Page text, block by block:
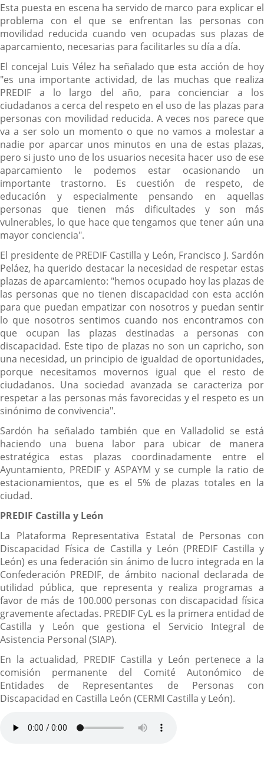
Esta puesta en escena ha servido de marco para explicar el
problema con el que se enfrentan las personas con
movilidad reducida cuando ven ocupadas sus plazas de
aparcamiento, necesarias para facilitarles su día a día.
El concejal Luis Vélez ha señalado que esta acción de hoy
"es una importante actividad, de las muchas que realiza
PREDIF a lo largo del año, para concienciar a los
ciudadanos a cerca del respeto en el uso de las plazas para
personas con movilidad reducida. A veces nos parece que
va a ser solo un momento o que no vamos a molestar a
nadie por aparcar unos minutos en una de estas plazas,
pero si justo uno de los usuarios necesita hacer uso de ese
aparcamiento le podemos estar ocasionando un
importante trastorno. Es cuestión de respeto, de
educación y especialmente pensando en aquellas
personas que tienen más dificultades y son más
vulnerables, lo que hace que tengamos que tener aún una
mayor conciencia".
El presidente de PREDIF Castilla y León, Francisco J. Sardón
Peláez, ha querido destacar la necesidad de respetar estas
plazas de aparcamiento: "hemos ocupado hoy las plazas de
las personas que no tienen discapacidad con esta acción
para que puedan empatizar con nosotros y puedan sentir
lo que nosotros sentimos cuando nos encontramos con
que ocupan las plazas destinadas a personas con
discapacidad. Este tipo de plazas no son un capricho, son
una necesidad, un principio de igualdad de oportunidades,
porque necesitamos movernos igual que el resto de
ciudadanos. Una sociedad avanzada se caracteriza por
respetar a las personas más favorecidas y el respeto es un
sinónimo de convivencia".
Sardón ha señalado también que en Valladolid se está
haciendo una buena labor para ubicar de manera
estratégica estas plazas coordinadamente entre el
Ayuntamiento, PREDIF y ASPAYM y se cumple la ratio de
estacionamientos, que es el 5% de plazas totales en la
ciudad.
PREDIF Castilla y León
La Plataforma Representativa Estatal de Personas con
Discapacidad Física de Castilla y León (PREDIF Castilla y
León) es una federación sin ánimo de lucro integrada en la
Confederación PREDIF, de ámbito nacional declarada de
utilidad pública, que representa y realiza programas a
favor de más de 100.000 personas con discapacidad física
gravemente afectadas. PREDIF CyL es la primera entidad de
Castilla y León que gestiona el Servicio Integral de
Asistencia Personal (SIAP).
En la actualidad, PREDIF Castilla y León pertenece a la
comisión permanente del Comité Autonómico de
Entidades de Representantes de Personas con
Discapacidad en Castilla León (CERMI Castilla y León).